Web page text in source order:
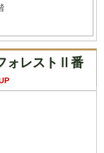
ォレストⅡ番